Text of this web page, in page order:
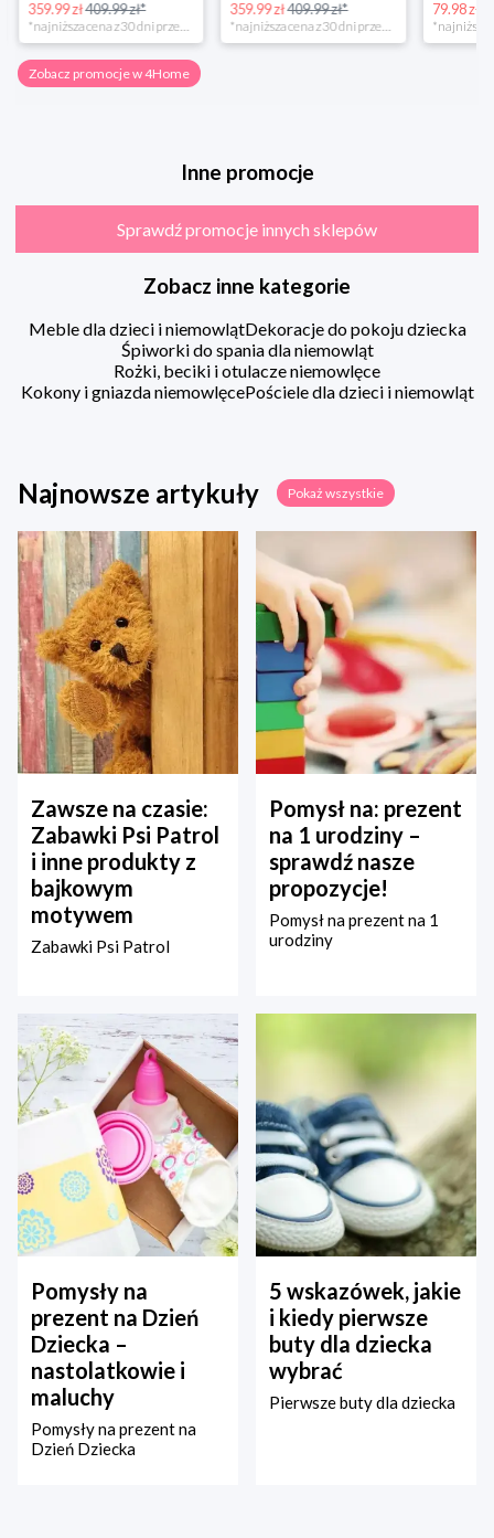
359.99 zł409.99 zł*
*najniższa cena z 30 dni przed obniżką
359.99 zł409.99 zł*
*najniższa cena z 30 dni przed obniżką
79.98 zł
Zobacz promocje w 4Home
Inne promocje
Sprawdź promocje innych sklepów
Zobacz inne kategorie
Meble dla dzieci i niemowlątDekoracje do pokoju dziecka
Śpiworki do spania dla niemowląt
Rożki, beciki i otulacze niemowlęce
Kokony i gniazda niemowlęcePościele dla dzieci i niemowląt
Najnowsze artykuły Pokaż wszystkie
Zawsze na czasie:
Zabawki Psi Patrol
i inne produkty z
bajkowym
motywem
Zabawki Psi Patrol
Pomysł na: prezent
na 1 urodziny –
sprawdź nasze
propozycje!
Pomysł na prezent na 1
urodziny
Pomysły na
prezent na Dzień
Dziecka –
nastolatkowie i
maluchy
Pomysły na prezent na
Dzień Dziecka
5 wskazówek, jakie
i kiedy pierwsze
buty dla dziecka
wybrać
Pierwsze buty dla dziecka